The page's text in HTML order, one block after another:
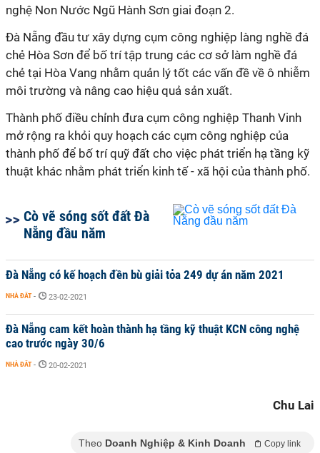
nghệ Non Nước Ngũ Hành Sơn giai đoạn 2.
Đà Nẵng đầu tư xây dựng cụm công nghiệp làng nghề đá
chẻ Hòa Sơn để bố trí tập trung các cơ sở làm nghề đá
chẻ tại Hòa Vang nhằm quản lý tốt các vấn đề về ô nhiễm
môi trường và nâng cao hiệu quả sản xuất.
Thành phố điều chỉnh đưa cụm công nghiệp Thanh Vinh
mở rộng ra khỏi quy hoạch các cụm công nghiệp của
thành phố để bố trí quỹ đất cho việc phát triển hạ tầng kỹ
thuật khác nhằm phát triển kinh tế - xã hội của thành phố.
Cò vẽ sóng sốt đất Đà
Nẵng đầu năm
Đà Nẵng có kế hoạch đền bù giải tỏa 249 dự án năm 2021
NHÀ ĐẤT - 23-02-2021
Đà Nẵng cam kết hoàn thành hạ tầng kỹ thuật KCN công nghệ
cao trước ngày 30/6
NHÀ ĐẤT - 20-02-2021
Chu Lai
Theo Doanh Nghiệp & Kinh Doanh Copy link